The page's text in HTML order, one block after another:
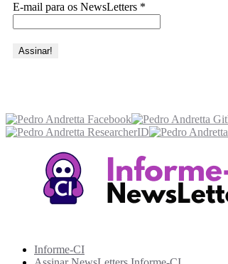
E-mail para os NewsLetters *
Informe-CI